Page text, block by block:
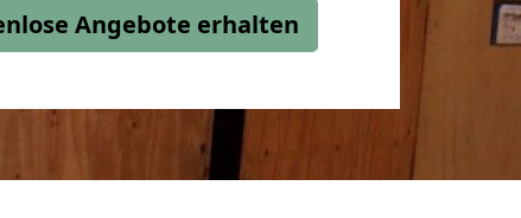
Angebote erhalten